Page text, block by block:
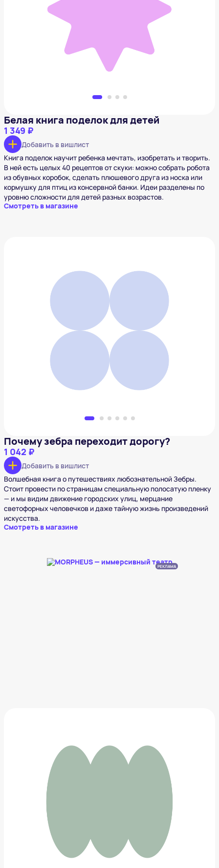
Белая книга поделок для детей
Белая книга поделок для детей
1 349 ₽
Добавить в вишлист
Книга поделок научит ребенка мечтать, изобретать и творить.
В ней есть целых 40 рецептов от скуки: можно собрать робота
из обувных коробок, сделать плюшевого друга из носка или
кормушку для птиц из консервной банки. Идеи разделены по
уровню сложности для детей разных возрастов.
Смотреть в магазине
Почему зебра переходит дорогу?
1 042 ₽
Добавить в вишлист
Почему зебра переходит дорогу?
1 042 ₽
Добавить в вишлист
Волшебная книга о путешествиях любознательной Зебры.
Стоит провести по страницам специальную полосатую пленку
— и мы видим движение городских улиц, мерцание
светофорных человечков и даже тайную жизнь произведений
искусства.
Смотреть в магазине
РЕКЛАМА